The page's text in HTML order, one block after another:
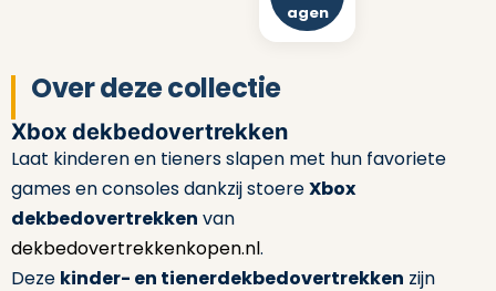
agen
Over deze collectie
Xbox dekbedovertrekken
Laat kinderen en tieners slapen met hun favoriete
games en consoles dankzij stoereXbox
dekbedovertrekken van
dekbedovertrekkenkopen.nl.
Deze kinder- en tienerdekbedovertrekken zijn